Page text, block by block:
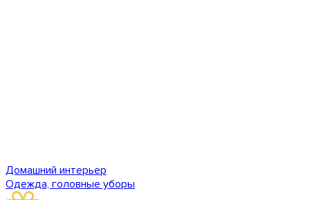
Домашний интерьер
Одежда, головные уборы